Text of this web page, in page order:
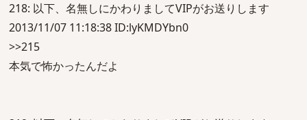
218: 以下、名無しにかわりましてVIPがお送りします
2013/11/07 11:18:38 ID:lyKMDYbn0
>>215
本気で怖かったんだよ